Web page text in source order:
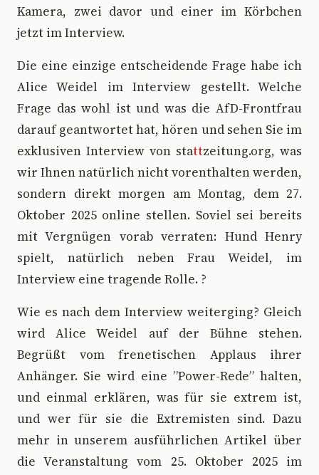
Kamera, zwei davor und einer im Körbchen
jetzt im Interview.
Die eine einzige entscheidende Frage habe ich
Alice Weidel im Interview gestellt. Welche
Frage das wohl ist und was die AfD-Frontfrau
darauf geantwortet hat, hören und sehen Sie im
exklusiven Interview von stattzeitung.org, was
wir Ihnen natürlich nicht vorenthalten werden,
sondern direkt morgen am Montag, dem 27.
Oktober 2025 online stellen. Soviel sei bereits
mit Vergnügen vorab verraten: Hund Henry
spielt, natürlich neben Frau Weidel, im
Interview eine tragende Rolle. ?
Wie es nach dem Interview weiterging? Gleich
wird Alice Weidel auf der Bühne stehen.
Begrüßt vom frenetischen Applaus ihrer
Anhänger. Sie wird eine ”Power-Rede” halten,
und einmal erklären, was für sie extrem ist,
und wer für sie die Extremisten sind. Dazu
mehr in unserem ausführlichen Artikel über
die Veranstaltung vom 25. Oktober 2025 im